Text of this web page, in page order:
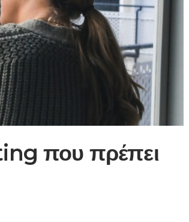
που πρέπει